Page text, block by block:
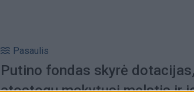
Pasaulis
Putino fondas skyrė
atostogų mokytųsi melstis ir